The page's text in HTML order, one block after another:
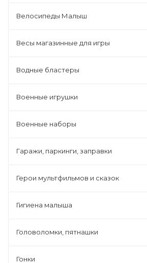
Велосипеды Малыш
Весы магазинные для игры
Водные бластеры
Военные игрушки
Военные наборы
Гаражи, паркинги, заправки
Герои мультфильмов и сказок
Гигиена малыша
Головоломки, пятнашки
Гонки